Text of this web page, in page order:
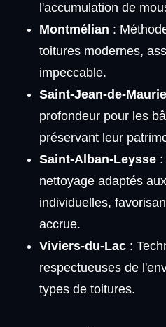
l'accumulation de
Montmélian :
toitures modernes,
impeccable.
Saint-Jean-de-
profondeur pour les
préservant leur
Saint-Alban-Leysse:
nettoyage adaptés
individuelles,
accrue.
Viviers-du-Lac:
respectueuses de
types de toitures.